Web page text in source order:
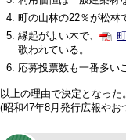
町の山林の22％が松林
縁起がよい木で、
歌われている。
応募投票数も一番多い
以上の理由で決定となった。
(昭和47年8月発行広報やお